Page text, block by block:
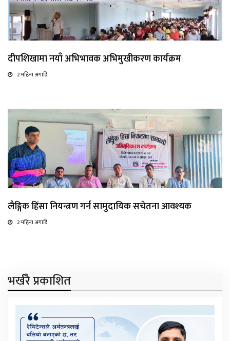
दीपशिखामा नयाँ अभिभावक अभिमुखीकरण कार्यक्रम
2 महिना अगाडि
लैङ्गिक हिंसा नियन्त्रण गर्न सामुदायिक सचेतना आवश्यक
2 महिना अगाडि
भर्खरै प्रकाशित